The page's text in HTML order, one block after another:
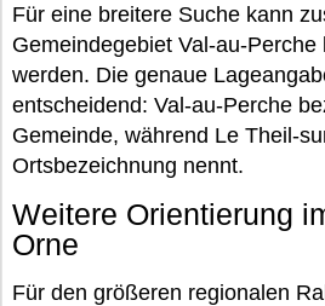
Für eine breitere Suche kann
Gemeindegebiet Val-au-Perche
werden. Die genaue
entscheidend: Val-au-Perche
Gemeinde, während Le Theil-
Ortsbezeichnung nennt.
Weitere Orientierung
Orne
Für den größeren regionalen